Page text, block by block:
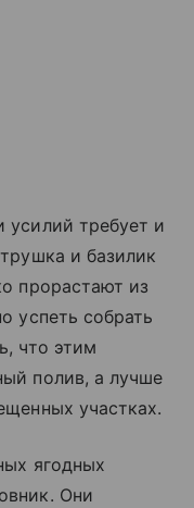
усилий требует и
и базилик
прорастают из
успеть собрать
что этим
полив, а лучше
участках.
ягодных
Они